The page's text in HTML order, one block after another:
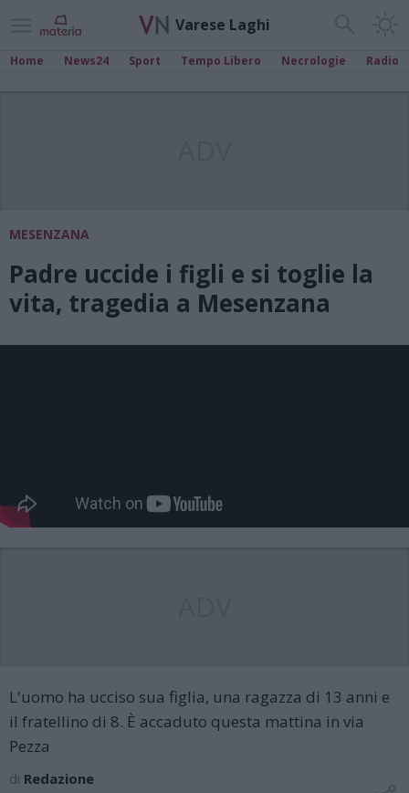
Varese Laghi
Home News24 Sport Tempo Libero Necrologie Radio
MESENZANA
Padre uccide i figli e si toglie la
vita, tragedia a Mesenzana
L'uomo ha ucciso sua figlia, una ragazza di 13 anni e
il fratellino di 8. È accaduto questa mattina in via
Pezza
di Redazione